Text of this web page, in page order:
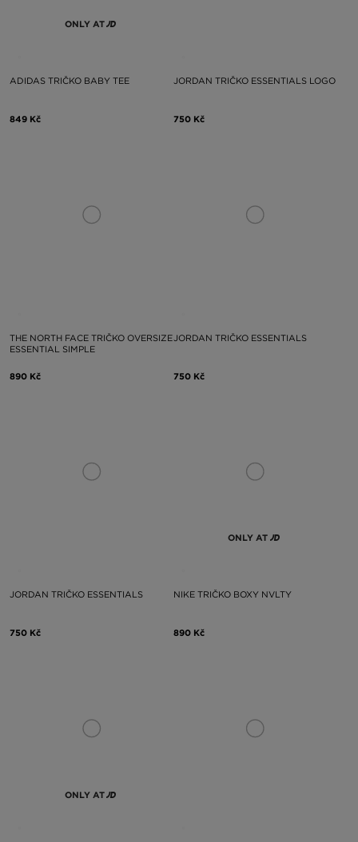
ONLY AT
ADIDAS TRIČKO BABY TEE
849 Kč
JORDAN TRIČKO ESSENTIALS LOGO
750 Kč
THE NORTH FACE TRIČKO OVERSIZE
ESSENTIAL SIMPLE
890 Kč
JORDAN TRIČKO ESSENTIALS
750 Kč
JORDAN TRIČKO ESSENTIALS
750 Kč
ONLY AT
NIKE TRIČKO BOXY NVLTY
890 Kč
ONLY AT